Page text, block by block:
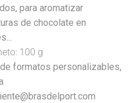
para aromatizar
de chocolate en
100 g
formatos personalizables,